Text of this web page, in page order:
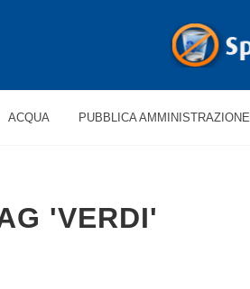
ACQUA PUBBLICA AMMINISTRAZIONE
'VERDI'